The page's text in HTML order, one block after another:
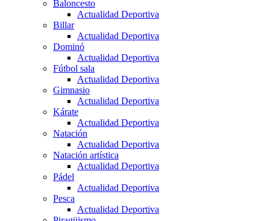
Baloncesto
Actualidad Deportiva
Billar
Actualidad Deportiva
Dominó
Actualidad Deportiva
Fútbol sala
Actualidad Deportiva
Gimnasio
Actualidad Deportiva
Kárate
Actualidad Deportiva
Natación
Actualidad Deportiva
Natación artística
Actualidad Deportiva
Pádel
Actualidad Deportiva
Pesca
Actualidad Deportiva